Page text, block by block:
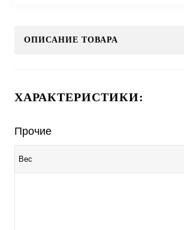
ОПИСАНИЕ ТОВАРА
ХАРАКТЕРИСТИКИ:
Прочие
Вес